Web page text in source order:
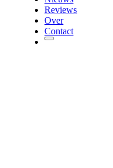
Reviews
Over
Contact